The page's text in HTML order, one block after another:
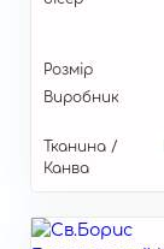
Розмір
Виробник
Тканина /
Канва